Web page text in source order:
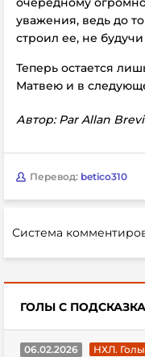
уважения, ведь до
строил ее, не
Теперь остается
Матвею и в
Автор: Par Allan Brevi
Перевод: betico310
Система
ГОЛЫ С
06.02.2026
НХЛ.